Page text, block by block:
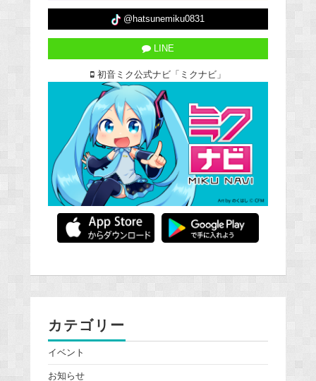
@hatsunemiku0831
LINE
初音ミク公式ナビ「ミクナビ」
カテゴリー
イベント
お知らせ